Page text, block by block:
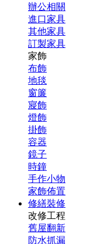
辦公相關
進口家具
其他家具
訂製家具
家飾
布飾
地毯
窗簾
寢飾
燈飾
掛飾
容器
鏡子
時鐘
手作小物
家飾佈置
修繕裝修
改修工程
舊屋翻新
防水抓漏